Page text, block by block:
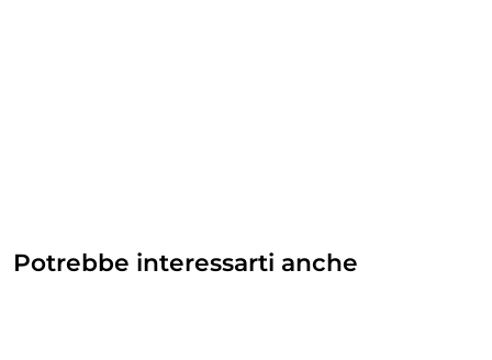
Potrebbe interessarti anche